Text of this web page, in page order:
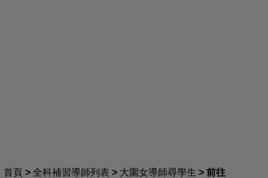
首頁 > 全科補習導師列表 > 大圍女導師尋學生 > 前往